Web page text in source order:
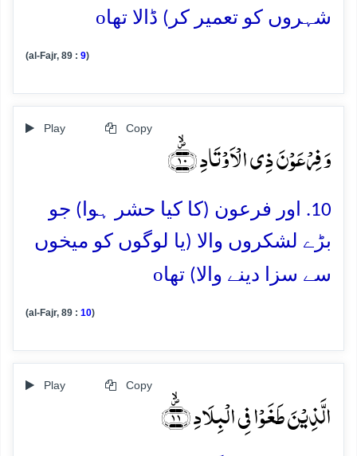
شہروں کو تعمیر کر) ڈالا تھاo
(al-Fajr, 89 : 9)
Play Copy
وَ فِرۡعَوۡنَ ذِی الۡاَوۡتَادِ ﴿۪ۙ۱۰﴾
10. اور فرعون (کا کیا حشر ہوا) جو
بڑے لشکروں والا (یا لوگوں کو میخوں
سے سزا دینے والا) تھاo
(al-Fajr, 89 : 10)
Play Copy
الَّذِیۡنَ طَغَوۡا فِی الۡبِلَادِ ﴿۪ۙ۱۱﴾